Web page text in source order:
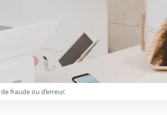
fraude ou d’erreur.